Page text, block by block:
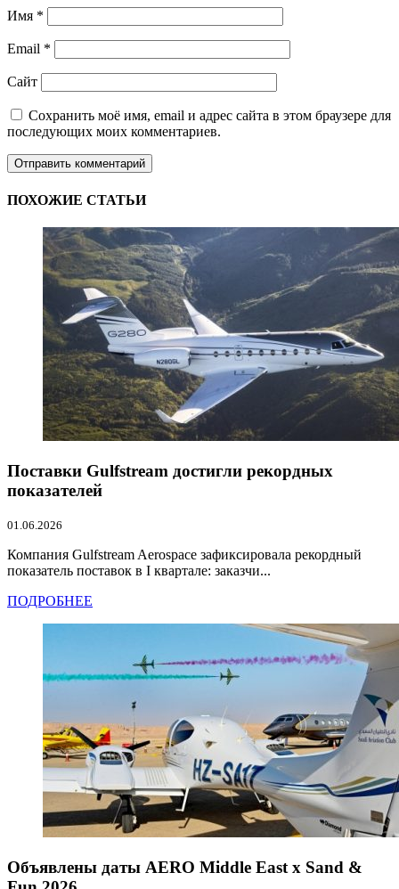
Имя *
Email *
Сайт
Сохранить моё имя, email и адрес сайта в этом браузере для
последующих моих комментариев.
ПОХОЖИЕ СТАТЬИ
Поставки Gulfstream достигли рекордных
показателей
01.06.2026
Компания Gulfstream Aerospace зафиксировала рекордный
показатель поставок в I квартале: заказчи...
ПОДРОБНЕЕ
Объявлены даты AERO Middle East x Sand &